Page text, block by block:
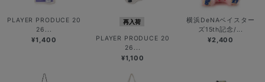
PLAYER PRODUCE 20
26...
¥1,400
再入荷
PLAYER PRODUCE 20
26...
¥1,100
横浜DeNAベイスター
ズ15th記念/...
¥2,400